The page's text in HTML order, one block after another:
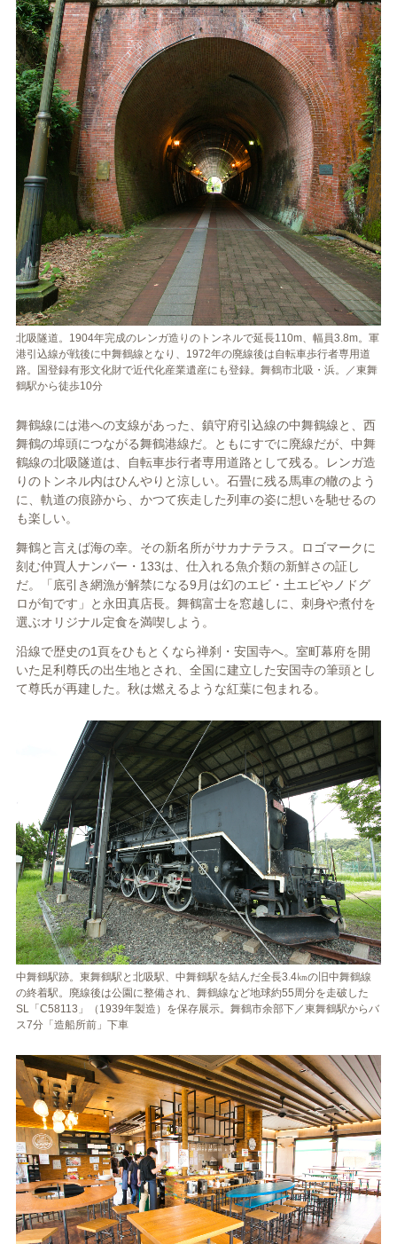
北吸隧道。1904年完成のレンガ造りのトンネルで延長110m、幅員3.8m。軍
港引込線が戦後に中舞鶴線となり、1972年の廃線後は自転車歩行者専用道
路。国登録有形文化財で近代化産業遺産にも登録。舞鶴市北吸・浜。／東舞
鶴駅から徒歩10分
舞鶴線には港への支線があった、鎮守府引込線の中舞鶴線と、西
舞鶴の埠頭につながる舞鶴港線だ。ともにすでに廃線だが、中舞
鶴線の北吸隧道は、自転車歩行者専用道路として残る。レンガ造
りのトンネル内はひんやりと涼しい。石畳に残る馬車の轍のよう
に、軌道の痕跡から、かつて疾走した列車の姿に想いを馳せるの
も楽しい。
舞鶴と言えば海の幸。その新名所がサカナテラス。ロゴマークに
刻む仲買人ナンバー・133は、仕入れる魚介類の新鮮さの証し
だ。「底引き網漁が解禁になる9月は幻のエビ・土エビやノドグ
ロが旬です」と永田真店長。舞鶴富士を窓越しに、刺身や煮付を
選ぶオリジナル定食を満喫しよう。
沿線で歴史の1頁をひもとくなら禅刹・安国寺へ。室町幕府を開
いた足利尊氏の出生地とされ、全国に建立した安国寺の筆頭とし
て尊氏が再建した。秋は燃えるような紅葉に包まれる。
中舞鶴駅跡。東舞鶴駅と北吸駅、中舞鶴駅を結んだ全長3.4㎞の旧中舞鶴線
の終着駅。廃線後は公園に整備され、舞鶴線など地球約55周分を走破した
SL「C58113」（1939年製造）を保存展示。舞鶴市余部下／東舞鶴駅からバ
ス7分「造船所前」下車